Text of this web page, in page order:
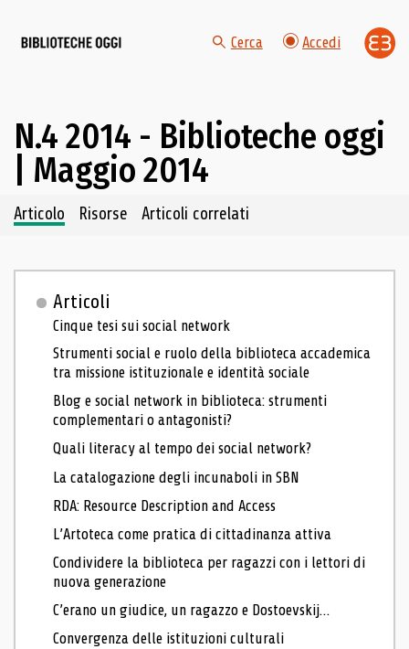
Cerca Accedi
N.4 2014 - Biblioteche oggi
| Maggio 2014
Navigazione dei contenuti del fascicolo
Articolo Risorse Articoli correlati
Articoli
Cinque tesi sui social network
Strumenti social e ruolo della biblioteca accademica
tra missione istituzionale e identità sociale
Blog e social network in biblioteca: strumenti
complementari o antagonisti?
Quali literacy al tempo dei social network?
La catalogazione degli incunaboli in SBN
RDA: Resource Description and Access
L’Artoteca come pratica di cittadinanza attiva
Condividere la biblioteca per ragazzi con i lettori di
nuova generazione
C’erano un giudice, un ragazzo e Dostoevskij…
Convergenza delle istituzioni culturali